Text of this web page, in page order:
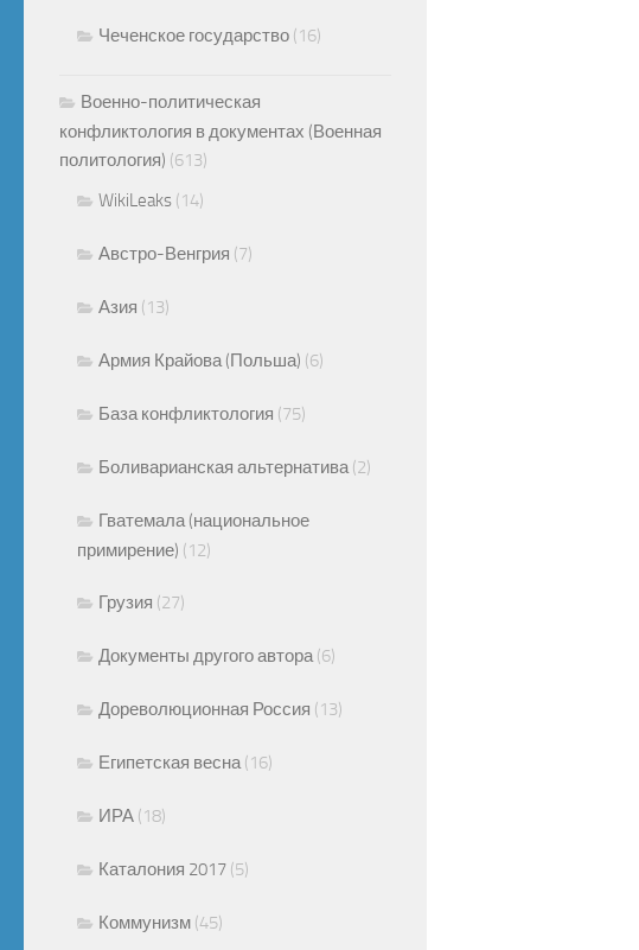
Чеченское государство (16)
Военно-политическая
конфликтология в документах (Военная
политология) (613)
WikiLeaks (14)
Австро-Венгрия (7)
Азия (13)
Армия Крайова (Польша) (6)
База конфликтология (75)
Боливарианская альтернатива (2)
Гватемала (национальное
примирение) (12)
Грузия (27)
Документы другого автора (6)
Дореволюционная Россия (13)
Египетская весна (16)
ИРА (18)
Каталония 2017 (5)
Коммунизм (45)